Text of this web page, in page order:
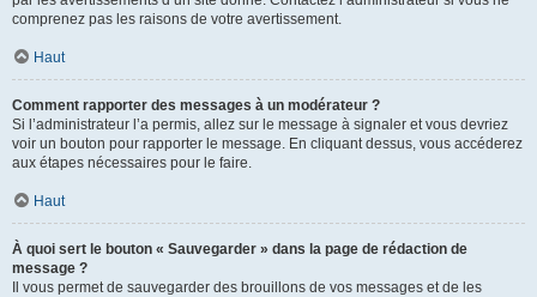
comprenez pas les raisons de votre avertissement.
Haut
Comment rapporter des messages à un modérateur ?
Si l’administrateur l’a permis, allez sur le message à signaler et vous devriez
voir un bouton pour rapporter le message. En cliquant dessus, vous accéderez
aux étapes nécessaires pour le faire.
Haut
À quoi sert le bouton « Sauvegarder » dans la page de rédaction de
message ?
Il vous permet de sauvegarder des brouillons de vos messages et de les